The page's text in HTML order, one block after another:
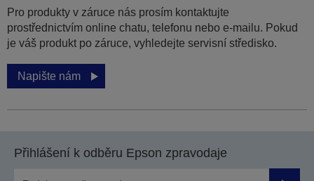
Pro produkty v záruce nás prosím kontaktujte
prostřednictvím online chatu, telefonu nebo e-mailu. Pokud
je váš produkt po záruce, vyhledejte servisní středisko.
Napište nám
Přihlášení k odběru Epson zpravodaje